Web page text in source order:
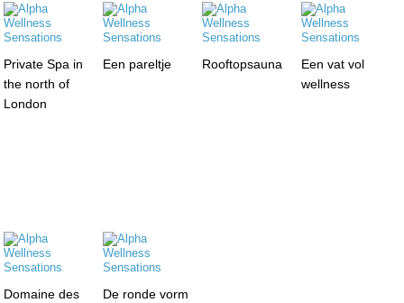
Private Spa in
the north of
London
Een pareltje Rooftopsauna
Een vat vol
wellness
Domaine des
De ronde vorm